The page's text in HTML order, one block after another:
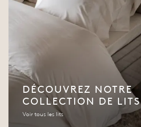
DÉCOUVREZ NOTRE
COLLECTION DE LITS
Voir tous les lits